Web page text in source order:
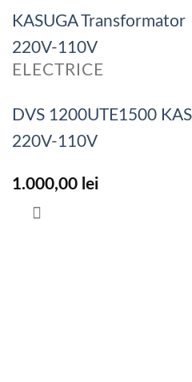
ELECTRICE
DVS 1200UTE1500
220V-110V
1.000,00 lei